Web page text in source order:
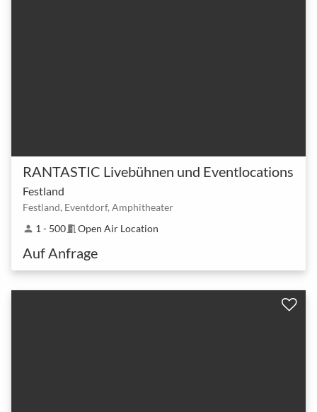
RANTASTIC Livebühnen und Eventlocations
Festland
Festland, Eventdorf, Amphitheater
person 1 - 500meeting_room Open Air Location
Auf Anfrage